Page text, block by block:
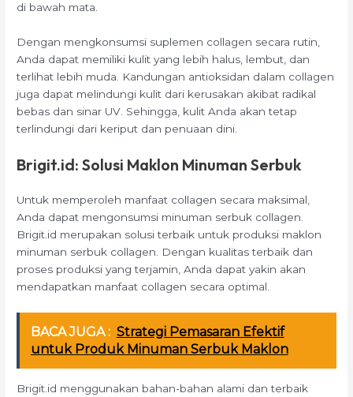
di bawah mata.
Dengan mengkonsumsi suplemen collagen secara rutin,
Anda dapat memiliki kulit yang lebih halus, lembut, dan
terlihat lebih muda. Kandungan antioksidan dalam collagen
juga dapat melindungi kulit dari kerusakan akibat radikal
bebas dan sinar UV. Sehingga, kulit Anda akan tetap
terlindungi dari keriput dan penuaan dini.
Brigit.id: Solusi Maklon Minuman Serbuk
Untuk memperoleh manfaat collagen secara maksimal,
Anda dapat mengonsumsi minuman serbuk collagen.
Brigit.id merupakan solusi terbaik untuk produksi maklon
minuman serbuk collagen. Dengan kualitas terbaik dan
proses produksi yang terjamin, Anda dapat yakin akan
mendapatkan manfaat collagen secara optimal.
BACA JUGA : Strategi Pemasaran Efektif
untuk Produk Minuman Serbuk Maklon
Brigit.id menggunakan bahan-bahan alami dan terbaik